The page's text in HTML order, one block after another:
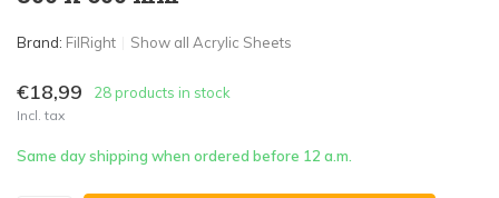
Brand: FilRight Show all Acrylic Sheets
€18,99 28 products in stock
Incl. tax
Same day shipping when ordered before 12 a.m.